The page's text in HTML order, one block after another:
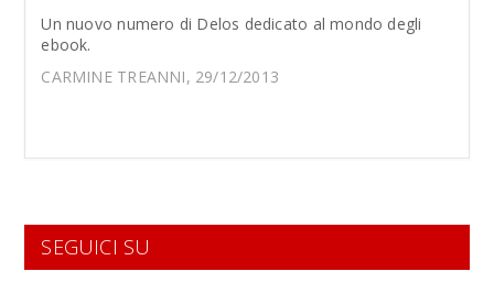
Un nuovo numero di Delos dedicato al mondo degli
ebook.
CARMINE TREANNI, 29/12/2013
SEGUICI SU